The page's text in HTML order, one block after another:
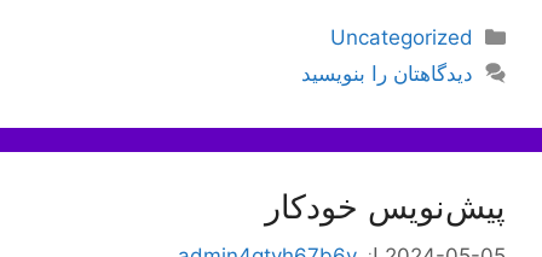
دسته‌ها
Uncategorized
دیدگاهتان را بنویسید
پیش‌نویس خودکار